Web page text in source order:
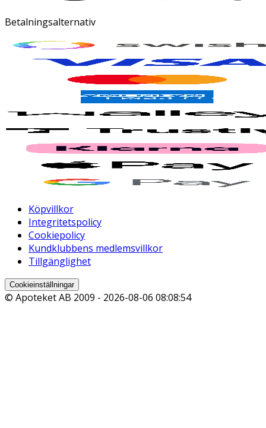
Betalningsalternativ
Köpvillkor
Integritetspolicy
Cookiepolicy
Kundklubbens medlemsvillkor
Tillgänglighet
Cookieinställningar
© Apoteket AB 2009 - 2026-08-06 08:08:54